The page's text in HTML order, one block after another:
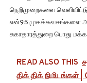
நெறிமுறைகளை
என்95 முகக்கவசங்களை
சுகாதாரத்துறை பொது
READ ALSO THIS
திக் திக் நிமிடங்கள்